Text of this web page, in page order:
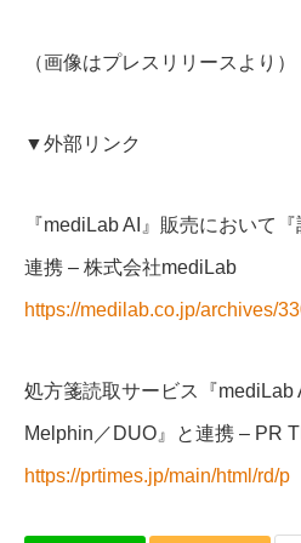
（画像はプレスリリースより）
▼外部リンク
『mediLab AI』販売において
連携 – 株式会社mediLab
https://medilab.co.jp/archives/
処方箋読取サービス『mediLab
Melphin／DUO』と連携 – PR
https://prtimes.jp/main/html/rd/p